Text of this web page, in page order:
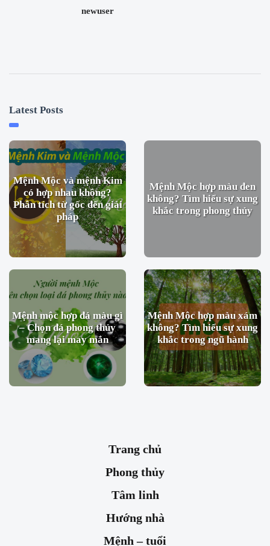
newuser
Latest Posts
Mệnh Mộc và mệnh Kim
có hợp nhau không?
Phân tích từ gốc đến giải
pháp
Mệnh Mộc hợp màu đen
không? Tìm hiểu sự xung
khắc trong phong thủy
Mệnh mộc hợp đá màu gì
– Chọn đá phong thủy
mang lại may mắn
Mệnh Mộc hợp màu xám
không? Tìm hiểu sự xung
khắc trong ngũ hành
Trang chủ
Phong thủy
Tâm linh
Hướng nhà
Mệnh – tuổi